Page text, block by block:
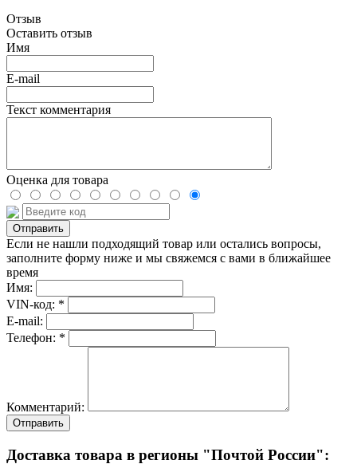
Отзыв
Оставить отзыв
Имя
E-mail
Текст комментария
Оценка для товара
Если не нашли подходящий товар или остались вопросы,
заполните форму ниже и мы свяжемся с вами в ближайшее
время
Имя:
VIN-код: *
E-mail:
Телефон: *
Комментарий:
Отправить
Доставка товара в регионы "Почтой России":